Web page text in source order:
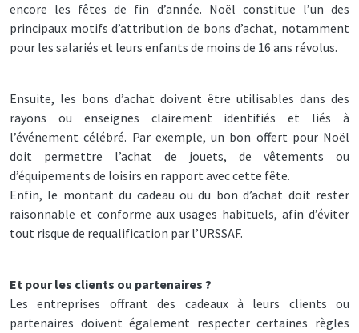
encore les fêtes de fin d’année. Noël constitue l’un des
principaux motifs d’attribution de bons d’achat, notamment
pour les salariés et leurs enfants de moins de 16 ans révolus.
Ensuite, les bons d’achat doivent être utilisables dans des
rayons ou enseignes clairement identifiés et liés à
l’événement célébré. Par exemple, un bon offert pour Noël
doit permettre l’achat de jouets, de vêtements ou
d’équipements de loisirs en rapport avec cette fête.
Enfin, le montant du cadeau ou du bon d’achat doit rester
raisonnable et conforme aux usages habituels, afin d’éviter
tout risque de requalification par l’URSSAF.
Et pour les clients ou partenaires ?
Les entreprises offrant des cadeaux à leurs clients ou
partenaires doivent également respecter certaines règles